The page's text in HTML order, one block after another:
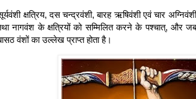
क्षत्रिय, दस चन्द्रवंशी, बारह ऋषिवंशी एवं चार
नागवंश के क्षत्रियों को सम्मिलित करने के पश्चात्, और
वंशों का उल्लेख प्राप्त होता है।